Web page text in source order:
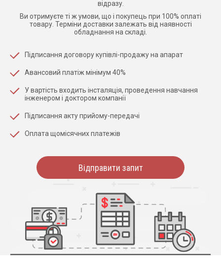
відразу.
Ви отримуєте ті ж умови, що і покупець при 100% оплаті
товару. Терміни доставки залежать від наявності
обладнання на складі.
Підписання договору купівлі-продажу на апарат
Авансовий платіж мінімум 40%
У вартість входить інсталяція, проведення навчання
інженером і доктором компанії
Підписання акту прийому-передачі
Оплата щомісячних платежів
Відправити запит